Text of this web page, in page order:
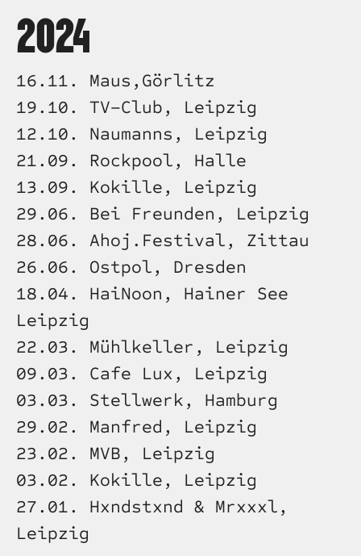
2024
16.11. Maus,Görlitz
19.10. TV–Club, Leipzig
12.10. Naumanns, Leipzig
21.09. Rockpool, Halle
13.09. Kokille, Leipzig
29.06. Bei Freunden, Leipzig
28.06. Ahoj.Festival, Zittau
26.06. Ostpol, Dresden
18.04. HaiNoon, Hainer See
Leipzig
22.03. Mühlkeller, Leipzig
09.03. Cafe Lux, Leipzig
03.03. Stellwerk, Hamburg
29.02. Manfred, Leipzig
23.02. MVB, Leipzig
03.02. Kokille, Leipzig
27.01. Hxndstxnd & Mrxxxl,
Leipzig